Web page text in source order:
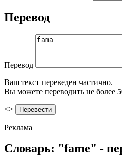
Перевод
Перевод
Ваш текст переведен частично.
Вы можете переводить не более
<>
Реклама
Словарь: "fame" -